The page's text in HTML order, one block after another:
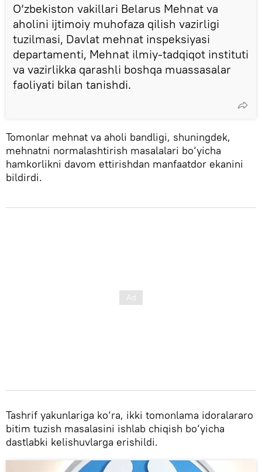
O‘zbekiston vakillari Belarus Mehnat va
aholini ijtimoiy muhofaza qilish vazirligi
tuzilmasi, Davlat mehnat inspeksiyasi
departamenti, Mehnat ilmiy-tadqiqot instituti
va vazirlikka qarashli boshqa muassasalar
faoliyati bilan tanishdi.
Tomonlar mehnat va aholi bandligi, shuningdek,
mehnatni normalashtirish masalalari bo‘yicha
hamkorlikni davom ettirishdan manfaatdor ekanini
bildirdi.
Tashrif yakunlariga ko‘ra, ikki tomonlama idoralararo
bitim tuzish masalasini ishlab chiqish bo‘yicha
dastlabki kelishuvlarga erishildi.